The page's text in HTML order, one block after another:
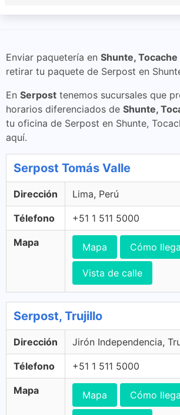
Enviar paquetería en Shunte, Tocache
retirar tu paquete de Serpost en
En Serpost tenemos sucursales que
horarios diferenciados de Shunte,
tu oficina de Serpost en Shunte,
aquí.
Serpost Tomás Valle
Dirección Lima, Perú
Télefono +51 1 511 5000
Mapa Mapa Cómo
Vista de calle
Serpost, Trujillo
Dirección Jirón Independencia,
Télefono +51 1 511 5000
Mapa Mapa Cómo